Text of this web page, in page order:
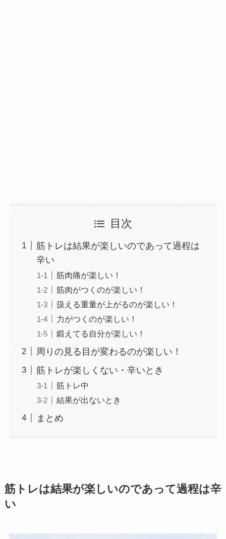
目次
筋トレは結果が楽しいのであって過程は
辛い
筋肉痛が楽しい！
筋肉がつくのが楽しい！
扱える重量が上がるのが楽しい！
力がつくのが楽しい！
鍛えてる自分が楽しい！
周りの見る目が変わるのが楽しい！
筋トレが楽しくない・辛いとき
筋トレ中
結果が出ないとき
まとめ
筋トレは結果が楽しいのであって過程は辛
い